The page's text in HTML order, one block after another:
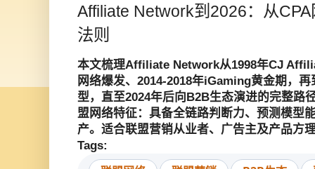
Affiliate Network到2026：从
法则
本文梳理Affiliate Network从1998年CJ
网络爆发、2014-2018年iGaming黄金期，
型，直至2024年后向B2B生态演进的完整路
盟网络特征：具备全链路判断力、预测模型
产。适合联盟营销从业者、广告主及产品方
Tags: